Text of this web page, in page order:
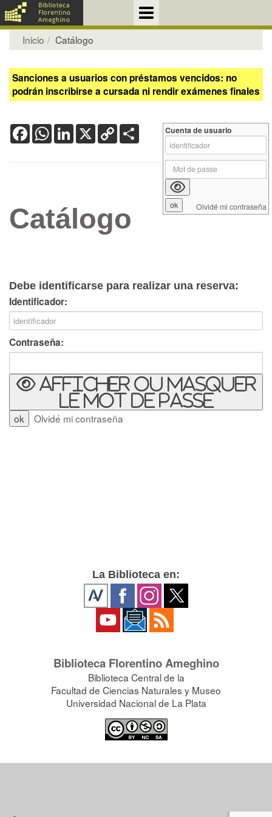
Inicio Catálogo
Sanciones a usuarios con préstamos vencidos: no
podrán inscribirse a cursada ni rendir exámenes finales
FacebookWhatsApp
LinkedIn
X Copy
Link
Catálogo
Debe identificarse para realizar una reserva:
Identificador:
Contraseña:
Afficher ou masquer
le mot de passe
Olvidé mi contraseña
Cuenta de usuario
Olvidé mi contraseña
La Biblioteca en:
Biblioteca Florentino Ameghino
Biblioteca Central de la
Facultad de Ciencias Naturales y Museo
Universidad Nacional de La Plata